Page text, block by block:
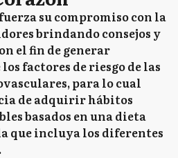
su compromiso con la
brindando consejos y
el fin de generar
factores de riesgo de las
para lo cual
de adquirir hábitos
basados en una dieta
que incluya los diferentes